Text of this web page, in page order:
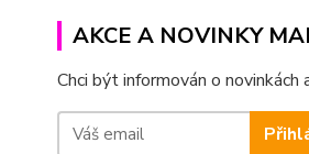
AKCE A NOVINKY
Chci být informován o novinkách